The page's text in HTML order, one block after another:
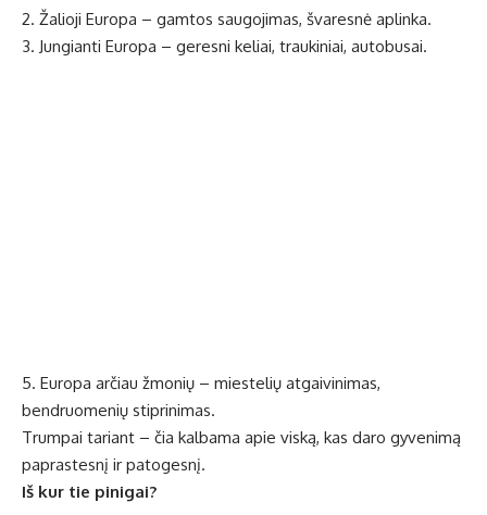
2. Žalioji Europa – gamtos saugojimas, švaresnė aplinka.
3. Jungianti Europa – geresni keliai, traukiniai, autobusai.
5. Europa arčiau žmonių – miestelių atgaivinimas,
bendruomenių stiprinimas.
Trumpai tariant – čia kalbama apie viską, kas daro gyvenimą
paprastesnį ir patogesnį.
Iš kur tie pinigai?